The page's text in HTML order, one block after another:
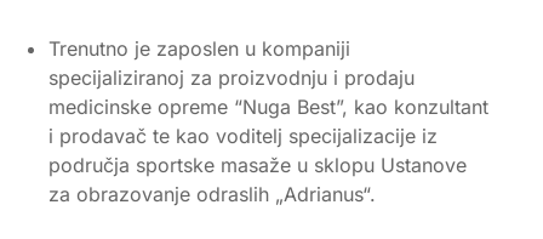
Trenutno je zaposlen u kompaniji
specijaliziranoj za proizvodnju i prodaju
medicinske opreme “Nuga Best”, kao konzultant
i prodavač te kao voditelj specijalizacije iz
područja sportske masaže u sklopu Ustanove
za obrazovanje odraslih „Adrianus“.